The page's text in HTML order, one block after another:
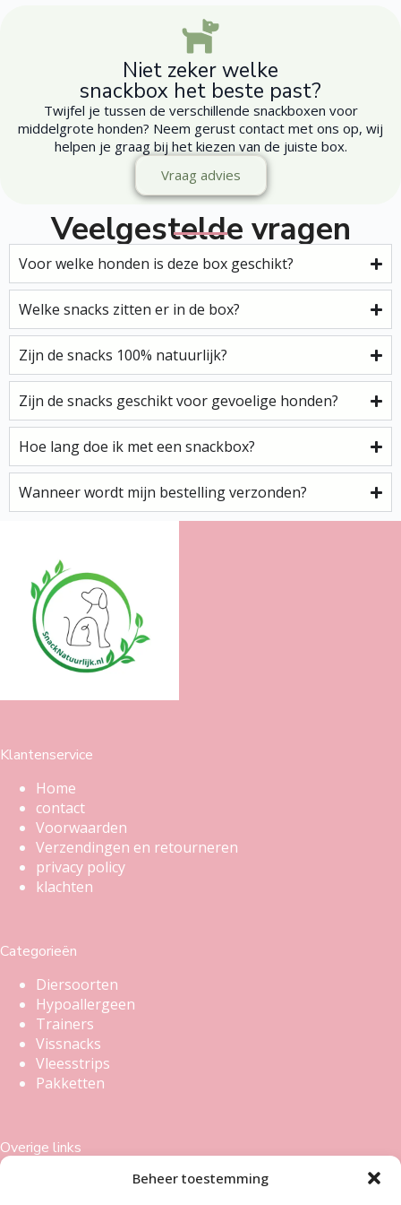
Beheer toestemming
Niet zeker welke
snackbox het beste past?
Twijfel je tussen de verschillende snackboxen voor
middelgrote honden? Neem gerust contact met ons op, wij
helpen je graag bij het kiezen van de juiste box.
Vraag advies
Veelgestelde vragen
Voor welke honden is deze box geschikt?
Welke snacks zitten er in de box?
Zijn de snacks 100% natuurlijk?
Zijn de snacks geschikt voor gevoelige honden?
Hoe lang doe ik met een snackbox?
Wanneer wordt mijn bestelling verzonden?
Klantenservice
Home
contact
Voorwaarden
Verzendingen en retourneren
privacy policy
klachten
Categorieën
Diersoorten
Hypoallergeen
Trainers
Vissnacks
Vleesstrips
Pakketten
Overige links